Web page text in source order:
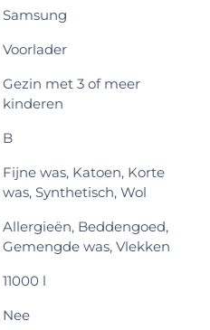
Samsung
Voorlader
Gezin met 3 of meer
kinderen
B
Fijne was, Katoen, Korte
was, Synthetisch, Wol
Allergieën, Beddengoed,
Gemengde was, Vlekken
11000 l
Nee